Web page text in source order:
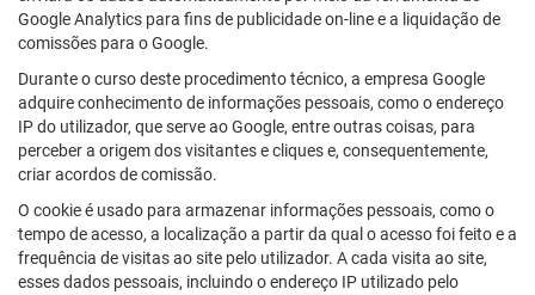
Google Analytics para fins de publicidade on-line e a liquidação de
comissões para o Google.
Durante o curso deste procedimento técnico, a empresa Google
adquire conhecimento de informações pessoais, como o endereço
IP do utilizador, que serve ao Google, entre outras coisas, para
perceber a origem dos visitantes e cliques e, consequentemente,
criar acordos de comissão.
O cookie é usado para armazenar informações pessoais, como o
tempo de acesso, a localização a partir da qual o acesso foi feito e a
frequência de visitas ao site pelo utilizador. A cada visita ao site,
esses dados pessoais, incluindo o endereço IP utilizado pelo